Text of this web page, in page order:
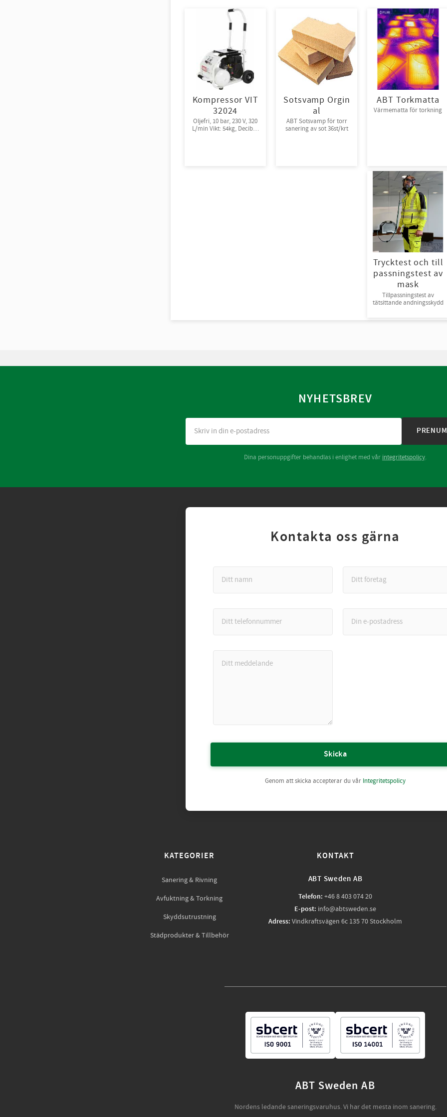
Kompressor VIT
32024
Oljefri, 10 bar, 230 V, 320
L/min Vikt: 54kg, Decibel:
Sotsvamp Orgin
al
ABT Sotsvamp för torr
sanering av sot 36st/krt
ABT Torkmatta
Värmematta för torkning
Trycktest och till
passningstest av
mask
Tillpassningstest av
tätsittande andningsskydd
NYHETSBREV
Dina personuppgifter behandlas i enlighet med vår integritetspolicy.
Kontakta oss gärna
Skicka
Genom att skicka accepterar du vår Integritetspolicy
KATEGORIER
Sanering & Rivning
Avfuktning & Torkning
Skyddsutrustning
Städprodukter & Tillbehör
KONTAKT
ABT Sweden AB
Telefon: +46 8 403 074 20
E-post: info@abtsweden.se
Adress: Vindkraftsvägen 6c 135 70 Stockholm
ABT Sweden AB
Nordens ledande saneringsvaruhus. Vi har det mesta inom sanering.